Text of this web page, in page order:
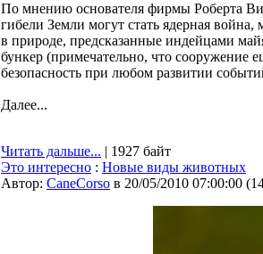
По мнению основателя фирмы Роберта
гибели Земли могут стать ядерная
в природе, предсказанные индейцами
бункер (примечательно, что сооружение
безопасность при любом развитии
Далее...
Читать дальше... | 1927 байт
Это интересно : Новые виды животных
Автор: CaneCorso в 20/05/2010 07:00:00 (